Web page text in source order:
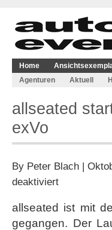
Home
Agenturen
Aktuell
allseated
exVo
By Peter Blach |
deaktiviertfür
mit
digitaler
allseated ist mit
gegangen. Der